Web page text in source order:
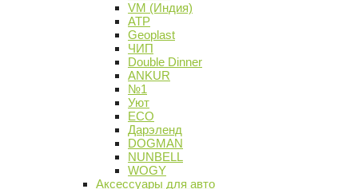
VM (Индия)
АТР
Geoplast
ЧИП
Double Dinner
ANKUR
№1
Уют
ECO
Дарэленд
DOGMAN
NUNBELL
WOGY
Аксессуары для авто